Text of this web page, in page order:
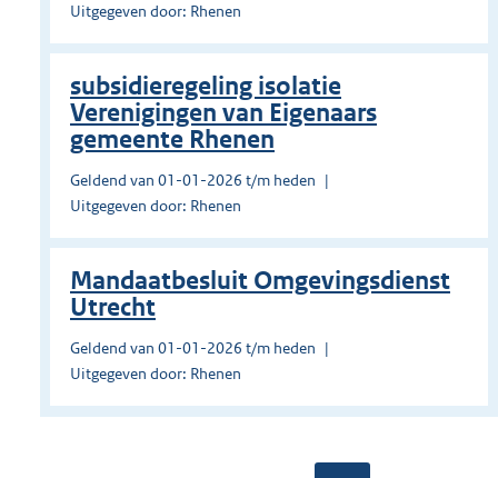
Uitgegeven door: Rhenen
subsidieregeling isolatie
Verenigingen van Eigenaars
gemeente Rhenen
Geldend van 01-01-2026 t/m heden
Uitgegeven door: Rhenen
Mandaatbesluit Omgevingsdienst
Utrecht
Geldend van 01-01-2026 t/m heden
Uitgegeven door: Rhenen